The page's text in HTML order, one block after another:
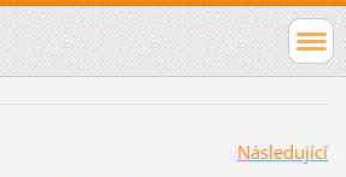
Následující